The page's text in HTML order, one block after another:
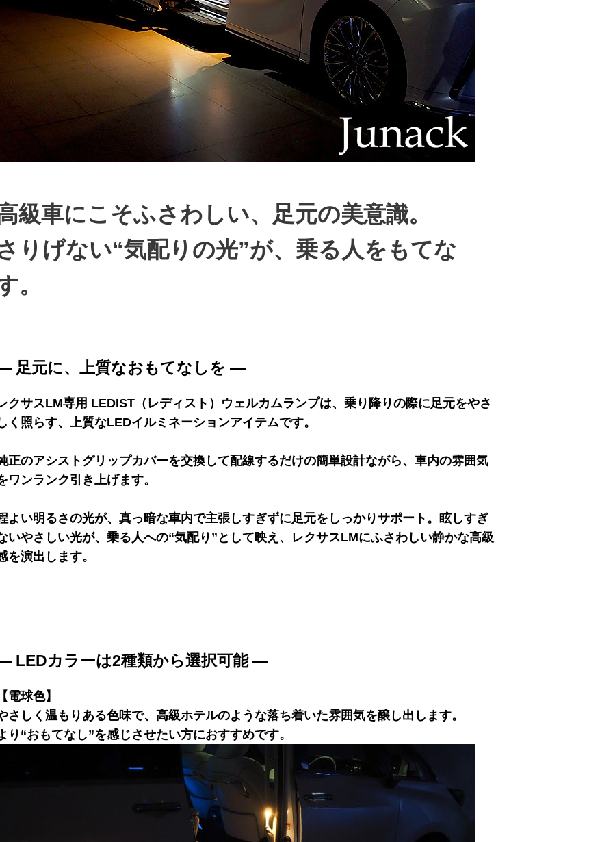
級車にこそふさわしい、足元の美意識。
りげない“気配りの光”が、乗る人をもてな
。
足元に、上質なおもてなしを ―
クサスLM専用 LEDIST（レディスト）ウェルカムランプは、乗り降りの際に足元をやさ
く照らす、上質なLEDイルミネーションアイテムです。
正のアシストグリップカバーを交換して配線するだけの簡単設計ながら、車内の雰囲気
ワンランク引き上げます。
よい明るさの光が、真っ暗な車内で主張しすぎずに足元をしっかりサポート。眩しすぎ
いやさしい光が、乗る人への“気配り”として映え、レクサスLMにふさわしい静かな高級
を演出します。
LEDカラーは2種類から選択可能 ―
電球色】
さしく温もりある色味で、高級ホテルのような落ち着いた雰囲気を醸し出します。
り“おもてなし”を感じさせたい方におすすめです。